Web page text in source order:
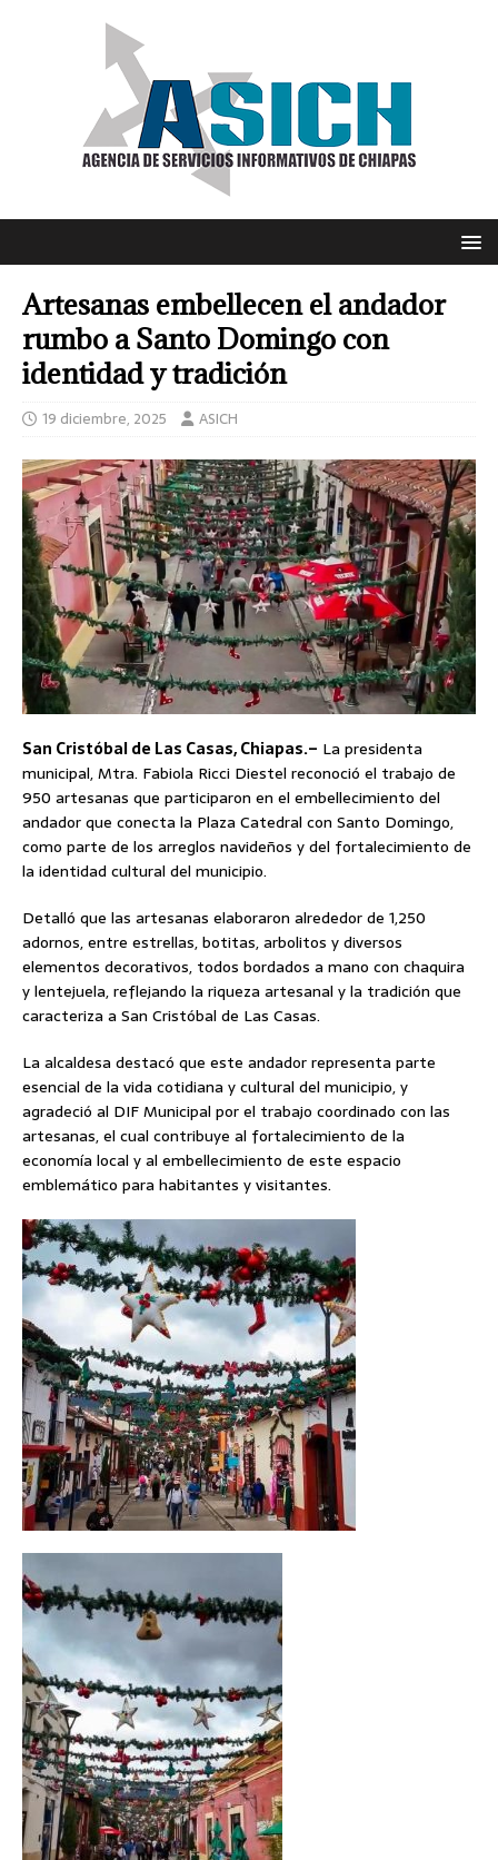
Artesanas embellecen el andador
rumbo a Santo Domingo con
identidad y tradición
19 diciembre, 2025 ASICH
San Cristóbal de Las Casas, Chiapas.– La presidenta
municipal, Mtra. Fabiola Ricci Diestel reconoció el trabajo de
950 artesanas que participaron en el embellecimiento del
andador que conecta la Plaza Catedral con Santo Domingo,
como parte de los arreglos navideños y del fortalecimiento de
la identidad cultural del municipio.
Detalló que las artesanas elaboraron alrededor de 1,250
adornos, entre estrellas, botitas, arbolitos y diversos
elementos decorativos, todos bordados a mano con chaquira
y lentejuela, reflejando la riqueza artesanal y la tradición que
caracteriza a San Cristóbal de Las Casas.
La alcaldesa destacó que este andador representa parte
esencial de la vida cotidiana y cultural del municipio, y
agradeció al DIF Municipal por el trabajo coordinado con las
artesanas, el cual contribuye al fortalecimiento de la
economía local y al embellecimiento de este espacio
emblemático para habitantes y visitantes.